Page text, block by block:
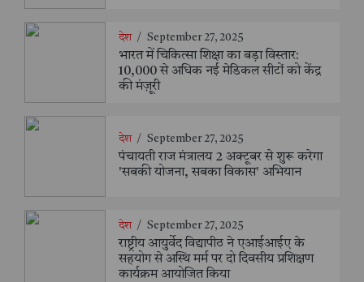
देश / September 27, 2025
भारत में चिकित्सा शिक्षा का बड़ा विस्तार:
10,000 से अधिक नई मेडिकल सीटों को केंद्र
की मंज़ूरी
देश / September 27, 2025
पंचायती राज मंत्रालय 2 अक्टूबर से शुरू करेगा
'सबकी योजना, सबका विकास' अभियान
देश / September 27, 2025
राष्ट्रीय आयुर्वेद विद्यापीठ ने एआईआईए के
सहयोग से अस्थि मर्म पर दो दिवसीय प्रशिक्षण
कार्यक्रम आयोजित किया